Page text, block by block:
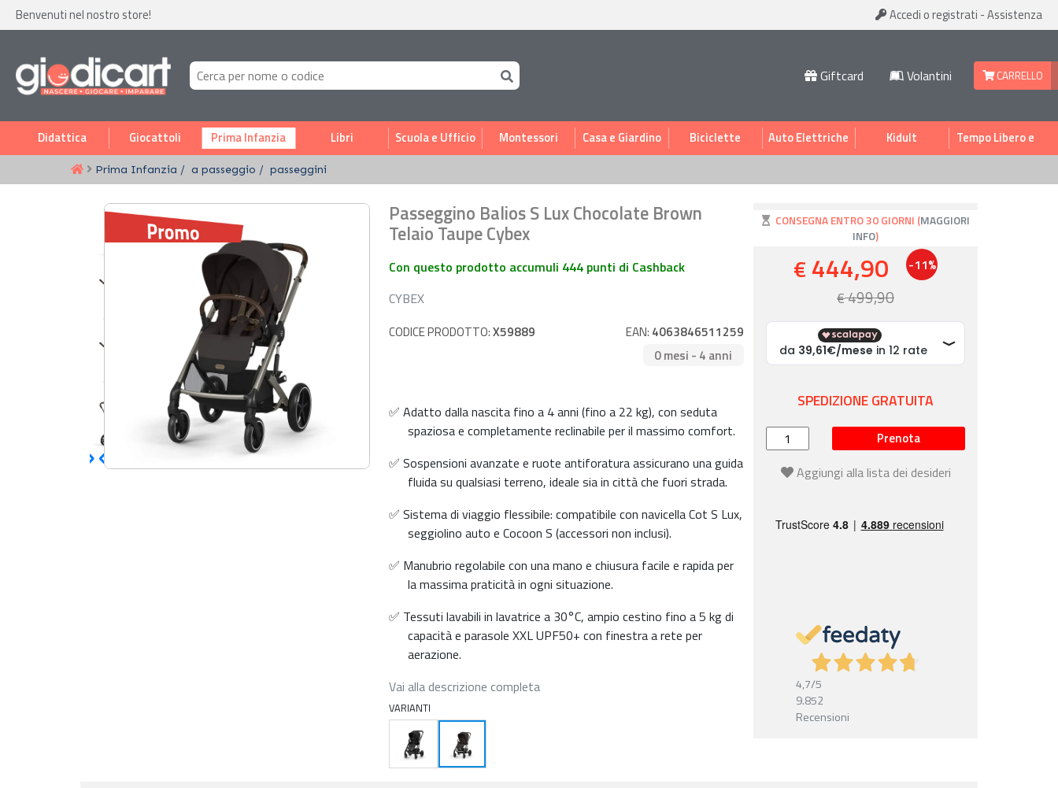
Benvenuti nel nostro store! Accedi o registrati -Assistenza
Giftcard Volantini CARRELLO
Didattica Giocattoli Prima Infanzia Libri Scuola e Ufficio Montessori Casa e Giardino Biciclette Auto Elettriche Kidult
Tempo Libero e
Sport
Prima Infanzia a passeggio passeggini
Passeggino Balios S Lux Chocolate Brown
Telaio Taupe Cybex
Con questo prodotto accumuli 444 punti di Cashback
CYBEX
CODICE PRODOTTO:X59889 EAN: 4063846511259
0 mesi - 4 anni
✅ Adatto dalla nascita fino a 4 anni (fino a 22 kg), con seduta
spaziosa e completamente reclinabile per il massimo comfort.
✅ Sospensioni avanzate e ruote antiforatura assicurano una guida
fluida su qualsiasi terreno, ideale sia in città che fuori strada.
✅ Sistema di viaggio flessibile: compatibile con navicella Cot S Lux,
seggiolino auto e Cocoon S (accessori non inclusi).
✅ Manubrio regolabile con una mano e chiusura facile e rapida per
la massima praticità in ogni situazione.
✅ Tessuti lavabili in lavatrice a 30°C, ampio cestino fino a 5 kg di
capacità e parasole XXL UPF50+ con finestra a rete per
aerazione.
Vai alla descrizione completa
VARIANTI
CONSEGNA ENTRO 30 GIORNI (MAGGIORI
INFO)
€ 444,90 -11%
€499,90
SPEDIZIONE GRATUITA
Prenota
Aggiungi alla lista dei desideri
4,7/5
9.852
Recensioni